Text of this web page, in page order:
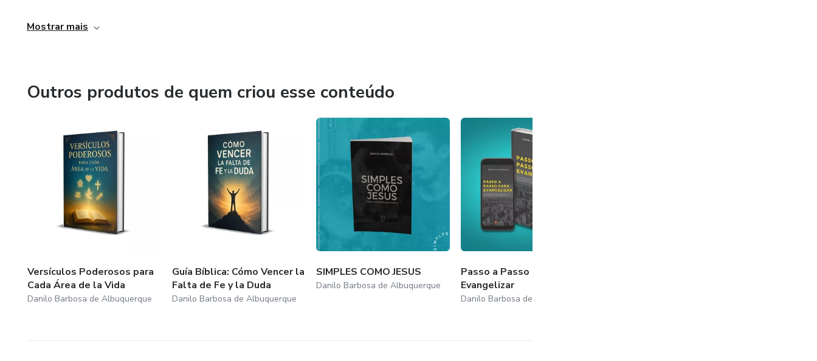
Mostrar mais
Outros produtos de quem criou esse conteúdo
Versículos Poderosos para
Cada Área de la Vida
Danilo Barbosa de Albuquerque
Guía Bíblica: Cómo Vencer la
Falta de Fe y la Duda
Danilo Barbosa de Albuquerque
SIMPLES COMO JESUS
Danilo Barbosa de Albuquerque
Passo a Passo para
Evangelizar
Danilo Barbosa de Albuquerque